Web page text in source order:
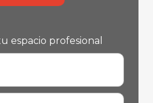
espacio profesional